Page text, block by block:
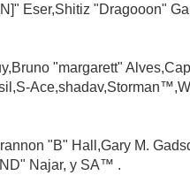
Eser,Shitiz "Dragooon"
"margarett"
"B" Hall,Gary M.
Najar, y SA™ .